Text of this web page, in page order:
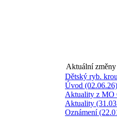
Aktuální změny
Dětský ryb.
Úvod (02.06.26)
Aktuality z MO
Aktuality
Oznámení